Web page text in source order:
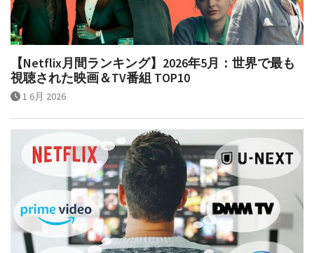
【Netflix月間ランキング】2026年5月：世界で最も
視聴された映画＆TV番組 TOP10
1 6月 2026